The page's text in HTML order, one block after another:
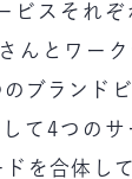
ビスそれ
んとワーク
ブランド
て4つのサ
を合体し